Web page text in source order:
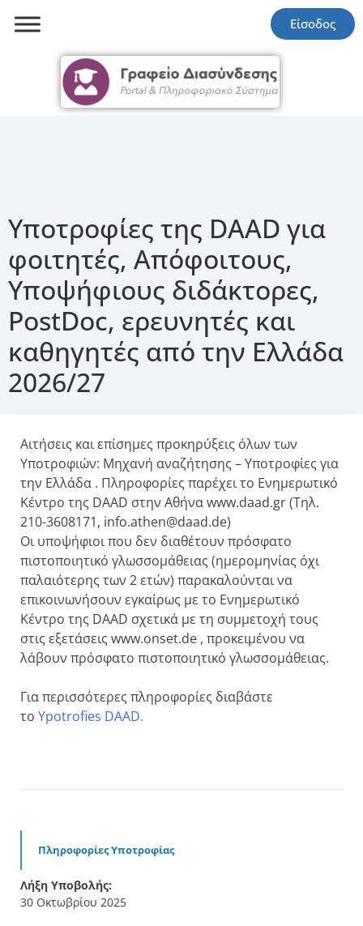
Είσοδος
Υποτροφίες της DAAD για
φοιτητές, Απόφοιτους,
Υποψήφιους διδάκτορες,
PostDoc, ερευνητές και
καθηγητές από την Ελλάδα
2026/27
Αιτήσεις και επίσημες προκηρύξεις όλων των
Υποτροφιών: Μηχανή αναζήτησης – Υποτροφίες για
την Ελλάδα . Πληροφορίες παρέχει το Ενημερωτικό
Κέντρο της DAAD στην Αθήνα www.daad.gr (Τηλ.
210-3608171, info.athen@daad.de)
Οι υποψήφιοι που δεν διαθέτουν πρόσφατο
πιστοποιητικό γλωσσομάθειας (ημερομηνίας όχι
παλαιότερης των 2 ετών) παρακαλούνται να
επικοινωνήσουν εγκαίρως με το Ενημερωτικό
Κέντρο της DAAD σχετικά με τη συμμετοχή τους
στις εξετάσεις www.onset.de , προκειμένου να
λάβουν πρόσφατο πιστοποιητικό γλωσσομάθειας.
Για περισσότερες πληροφορίες διαβάστε
το Ypotrofies DAAD.
Πληροφορίες Υποτροφίας
Λήξη Υποβολής:
30 Οκτωβρίου 2025